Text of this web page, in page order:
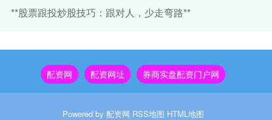
**股票跟投炒股技巧：跟对人，少走弯路**
配资网 配资网址 券商实盘配资门户网
Powered by 配资网 RSS地图 HTML地图